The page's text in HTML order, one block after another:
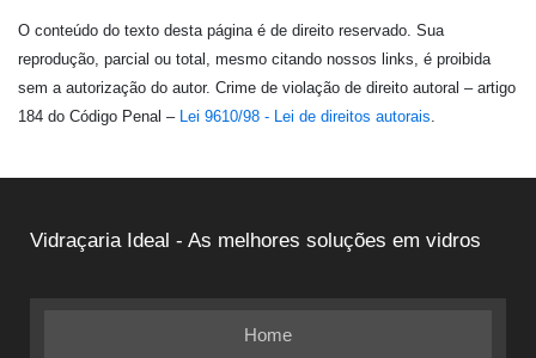
O conteúdo do texto desta página é de direito reservado. Sua
reprodução, parcial ou total, mesmo citando nossos links, é proibida
sem a autorização do autor. Crime de violação de direito autoral – artigo
184 do Código Penal – Lei 9610/98 - Lei de direitos autorais.
Vidraçaria Ideal - As melhores soluções em vidros
Home